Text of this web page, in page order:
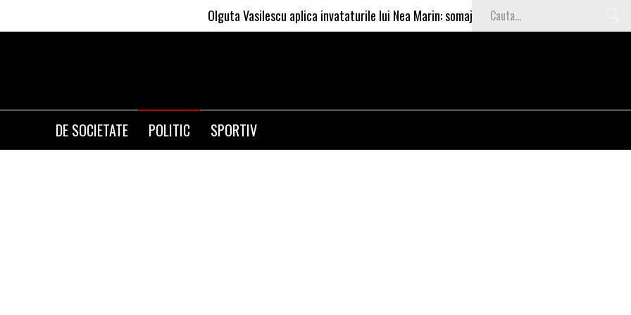
Olguta Vasilescu aplica invataturile lui Nea Marin: somajul mare e o garantie pentru investitori
DE SOCIETATE POLITIC SPORTIV